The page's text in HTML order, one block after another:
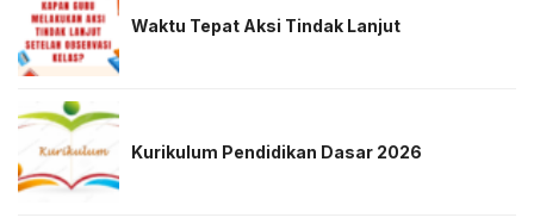
Waktu Tepat Aksi Tindak Lanjut
Kurikulum Pendidikan Dasar 2026